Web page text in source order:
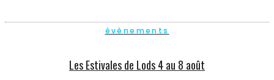
évènements
Les Estivales de Lods 4 au 8 août